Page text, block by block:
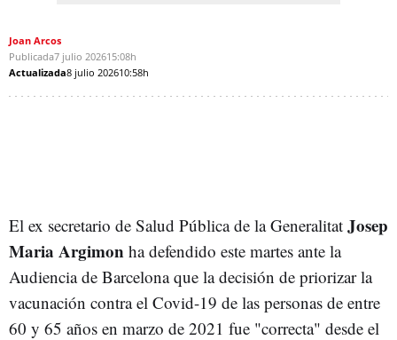
Joan Arcos
Publicada7 julio 202615:08h
Actualizada8 julio 202610:58h
El ex secretario de Salud Pública de la Generalitat Josep
Maria Argimon ha defendido este martes ante la
Audiencia de Barcelona que la decisión de priorizar la
vacunación contra el Covid-19 de las personas de entre
60 y 65 años en marzo de 2021 fue "correcta" desde el